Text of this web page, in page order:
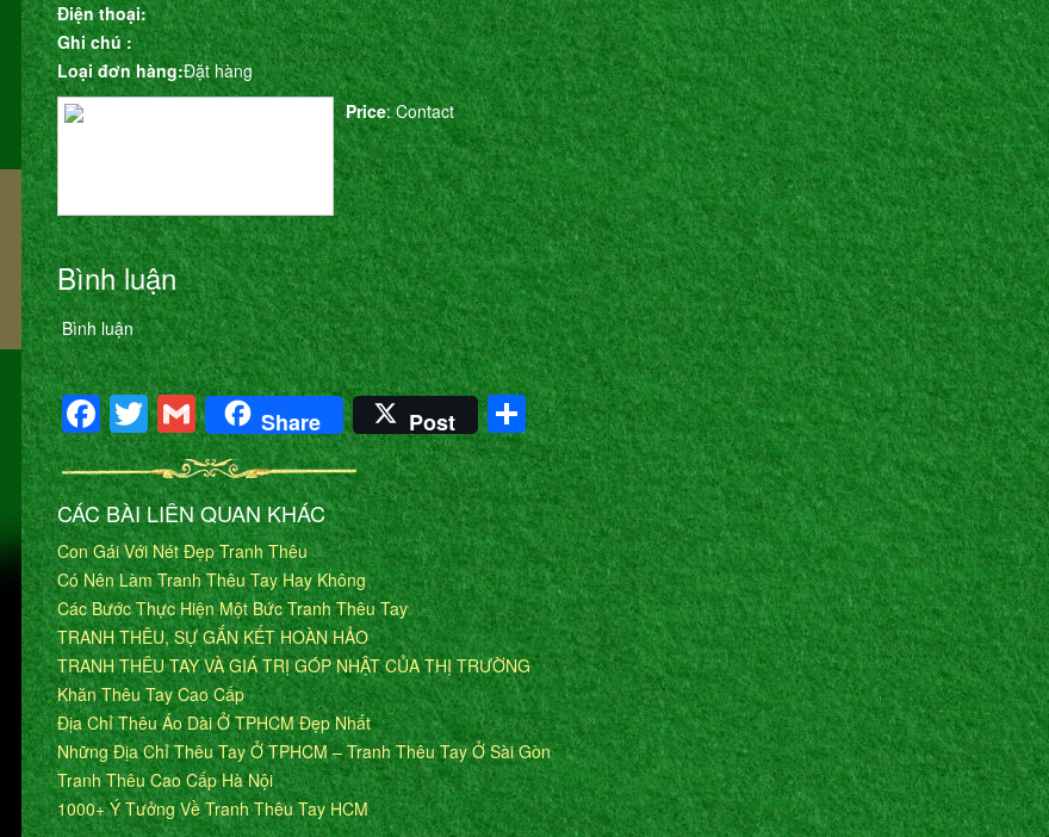
Điện thoại:
Ghi chú :
Loại đơn hàng:Đặt hàng
Price: Contact
Bình luận
Bình luận
Facebook
Twitter
Gmail
Share Post Share
CÁC BÀI LIÊN QUAN KHÁC
Con Gái Với Nét Đẹp Tranh Thêu
Có Nên Làm Tranh Thêu Tay Hay Không
Các Bước Thực Hiện Một Bức Tranh Thêu Tay
TRANH THÊU, SỰ GẮN KẾT HOÀN HẢO
TRANH THÊU TAY VÀ GIÁ TRỊ GÓP NHẬT CỦA THỊ TRƯỜNG
Khăn Thêu Tay Cao Cấp
Địa Chỉ Thêu Áo Dài Ở TPHCM Đẹp Nhất
Những Địa Chỉ Thêu Tay Ở TPHCM – Tranh Thêu Tay Ở Sài Gòn
Tranh Thêu Cao Cấp Hà Nội
1000+ Ý Tưởng Về Tranh Thêu Tay HCM